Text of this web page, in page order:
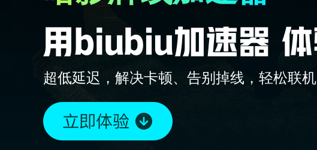
超低延迟，解决卡顿、告别掉线，轻松联机